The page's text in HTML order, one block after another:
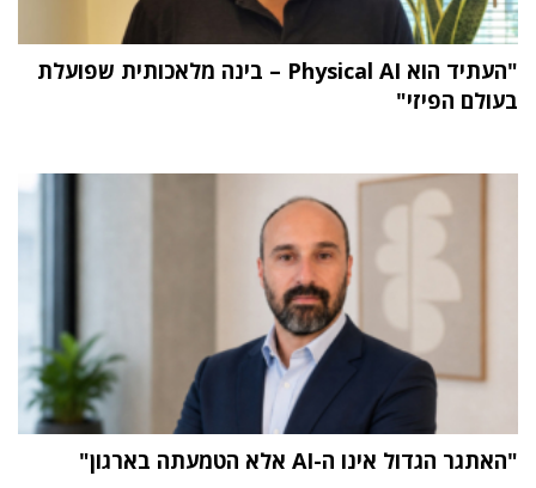
"העתיד הוא Physical AI – בינה מלאכותית שפועלת
בעולם הפיזי"
"האתגר הגדול אינו ה-AI אלא הטמעתה בארגון"